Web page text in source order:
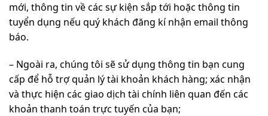
mới, thông tin về các sự kiện sắp tới hoặc thông tin
tuyển dụng nếu quý khách đăng kí nhận email thông
báo.
– Ngoài ra, chúng tôi sẽ sử dụng thông tin bạn cung
cấp để hỗ trợ quản lý tài khoản khách hàng; xác nhận
và thực hiện các giao dịch tài chính liên quan đến các
khoản thanh toán trực tuyến của bạn;